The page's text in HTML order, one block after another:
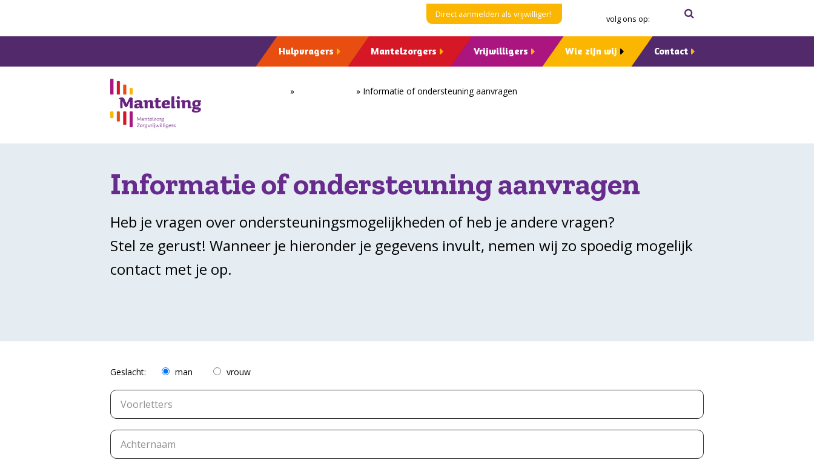
Direct aanmelden als vrijwilliger! volg ons op:
Zoeken
Hulpvragers Mantelzorgers Vrijwilligers Wie zijn wij Contact
» » Informatie of ondersteuning aanvragen
Informatie of ondersteuning aanvragen
Heb je vragen over ondersteuningsmogelijkheden of heb je andere vragen?
Stel ze gerust! Wanneer je hieronder je gegevens invult, nemen wij zo spoedig mogelijk
contact met je op.
Geslacht: man vrouw